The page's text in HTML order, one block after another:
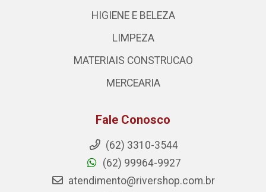
HIGIENE E BELEZA
LIMPEZA
MATERIAIS CONSTRUCAO
MERCEARIA
Fale Conosco
(62) 3310-3544
(62) 99964-9927
atendimento@rivershop.com.br